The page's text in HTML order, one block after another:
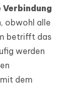
Verbindung
, obwohl alle
betrifft das
werden
dem